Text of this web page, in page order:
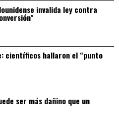
invalida ley contra
científicos hallaron el “punto
ser más dañino que un